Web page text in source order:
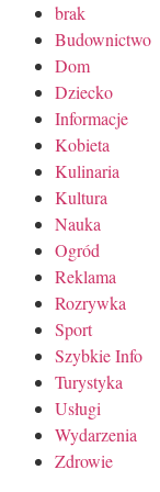
brak
Budownictwo
Dom
Dziecko
Informacje
Kobieta
Kulinaria
Kultura
Nauka
Ogród
Reklama
Rozrywka
Sport
Szybkie Info
Turystyka
Usługi
Wydarzenia
Zdrowie